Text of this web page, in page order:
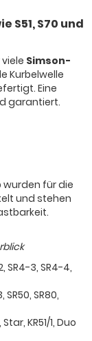
S51, S70 und
Simson-
Kurbelwelle
Eine
garantiert.
wurden für die
und stehen
SR4-3, SR4-4,
SR80,
KR51/1, Duo